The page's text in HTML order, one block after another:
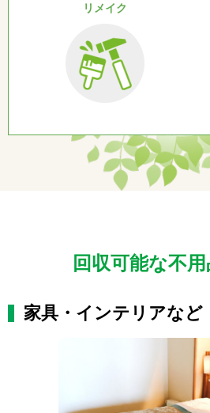
リメイク
回収可能な不
家具・インテリアなど